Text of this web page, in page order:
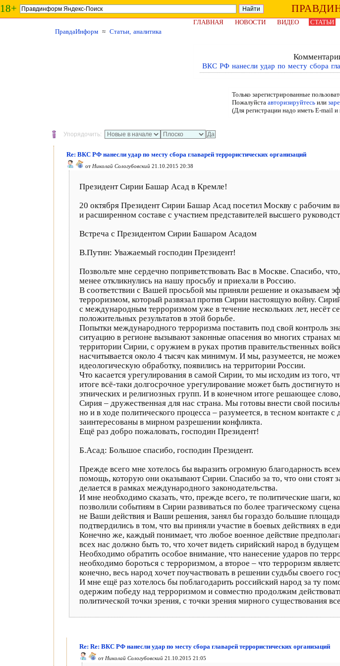
18+
ГЛАВНАЯ
НОВОСТИ ВИДЕО СТАТЬИ
ПравдаИнформ ≈ Статьи, аналитика
ВКС РФ нанесли удар по месту сбора
Только зарегистрированные
Пожалуйста авторизируйтесьили
(Для регистрации надо иметь E-mail
Упорядочить:
Re: ВКС РФ нанесли удар по месту сбора главарей террористических организаций
от Николай Сологубовский 21.10.2015 20:38
Президент Сирии Башар Асад в Кремле!
20 октября Президент Сирии Башар Асад посетил Москву с рабочим
и расширенном составе с участием представителей высшего
Встреча с Президентом Сирии Башаром Асадом
В.Путин: Уважаемый господин Президент!
Позвольте мне сердечно поприветствовать Вас в Москве. Спасибо,
менее откликнулись на нашу просьбу и приехали в Россию.
В соответствии с Вашей просьбой мы приняли решение и
терроризмом, который развязал против Сирии настоящую войну.
с международным терроризмом уже в течение нескольких лет, несёт
положительных результатов в этой борьбе.
Попытки международного терроризма поставить под свой контроль
ситуацию в регионе вызывают законные опасения во многих
территории Сирии, с оружием в руках против правительственных
насчитывается около 4 тысяч как минимум. И мы, разумеется, не
идеологическую обработку, появились на территории России.
Что касается урегулирования в самой Сирии, то мы исходим из того,
итоге всё‑таки долгосрочное урегулирование может быть
этнических и религиозных групп. И в конечном итоге решающее
Сирия – дружественная для нас страна. Мы готовы внести свой
но и в ходе политического процесса – разумеется, в тесном
заинтересованы в мирном разрешении конфликта.
Ещё раз добро пожаловать, господин Президент!
Б.Асад: Большое спасибо, господин Президент.
Прежде всего мне хотелось бы выразить огромную благодарность
помощь, которую они оказывают Сирии. Спасибо за то, что они стоят
делается в рамках международного законодательства.
И мне необходимо сказать, что, прежде всего, те политические шаги,
позволили событиям в Сирии развиваться по более трагическому
не Ваши действия и Ваши решения, занял бы гораздо большие
подтвердились в том, что вы приняли участие в боевых действиях в
Конечно же, каждый понимает, что любое военное действие
всех нас должно быть то, что хочет видеть сирийский народ в
Необходимо обратить особое внимание, что нанесение ударов по
необходимо бороться с терроризмом, а второе – что терроризм
конечно, весь народ хочет поучаствовать в решении судьбы своего
И мне ещё раз хотелось бы поблагодарить российский народ за ту
одержим победу над терроризмом и совместно продолжим
политической точки зрения, с точки зрения мирного существования
Re: Re: ВКС РФ нанесли удар по месту сбора главарей террористических организаций
от Николай Сологубовский 21.10.2015 21:05